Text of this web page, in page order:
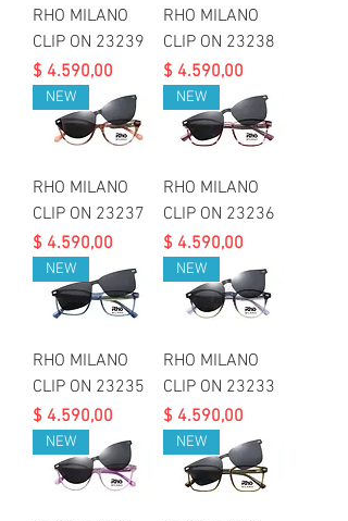
RHO MILANO
CLIP ON 23239
Precio
$ 4.590,00
RHO MILANO
CLIP ON 23238
Precio
$ 4.590,00
NEW
RHO MILANO
CLIP ON 23237
Precio
$ 4.590,00
NEW
RHO MILANO
CLIP ON 23236
Precio
$ 4.590,00
NEW
RHO MILANO
CLIP ON 23235
Precio
$ 4.590,00
NEW
RHO MILANO
CLIP ON 23233
Precio
$ 4.590,00
NEW NEW